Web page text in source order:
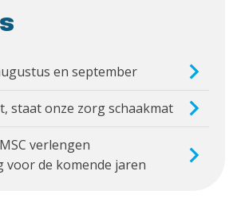
en september
staat onze zorg schaakmat
verlengen
voor de komende jaren